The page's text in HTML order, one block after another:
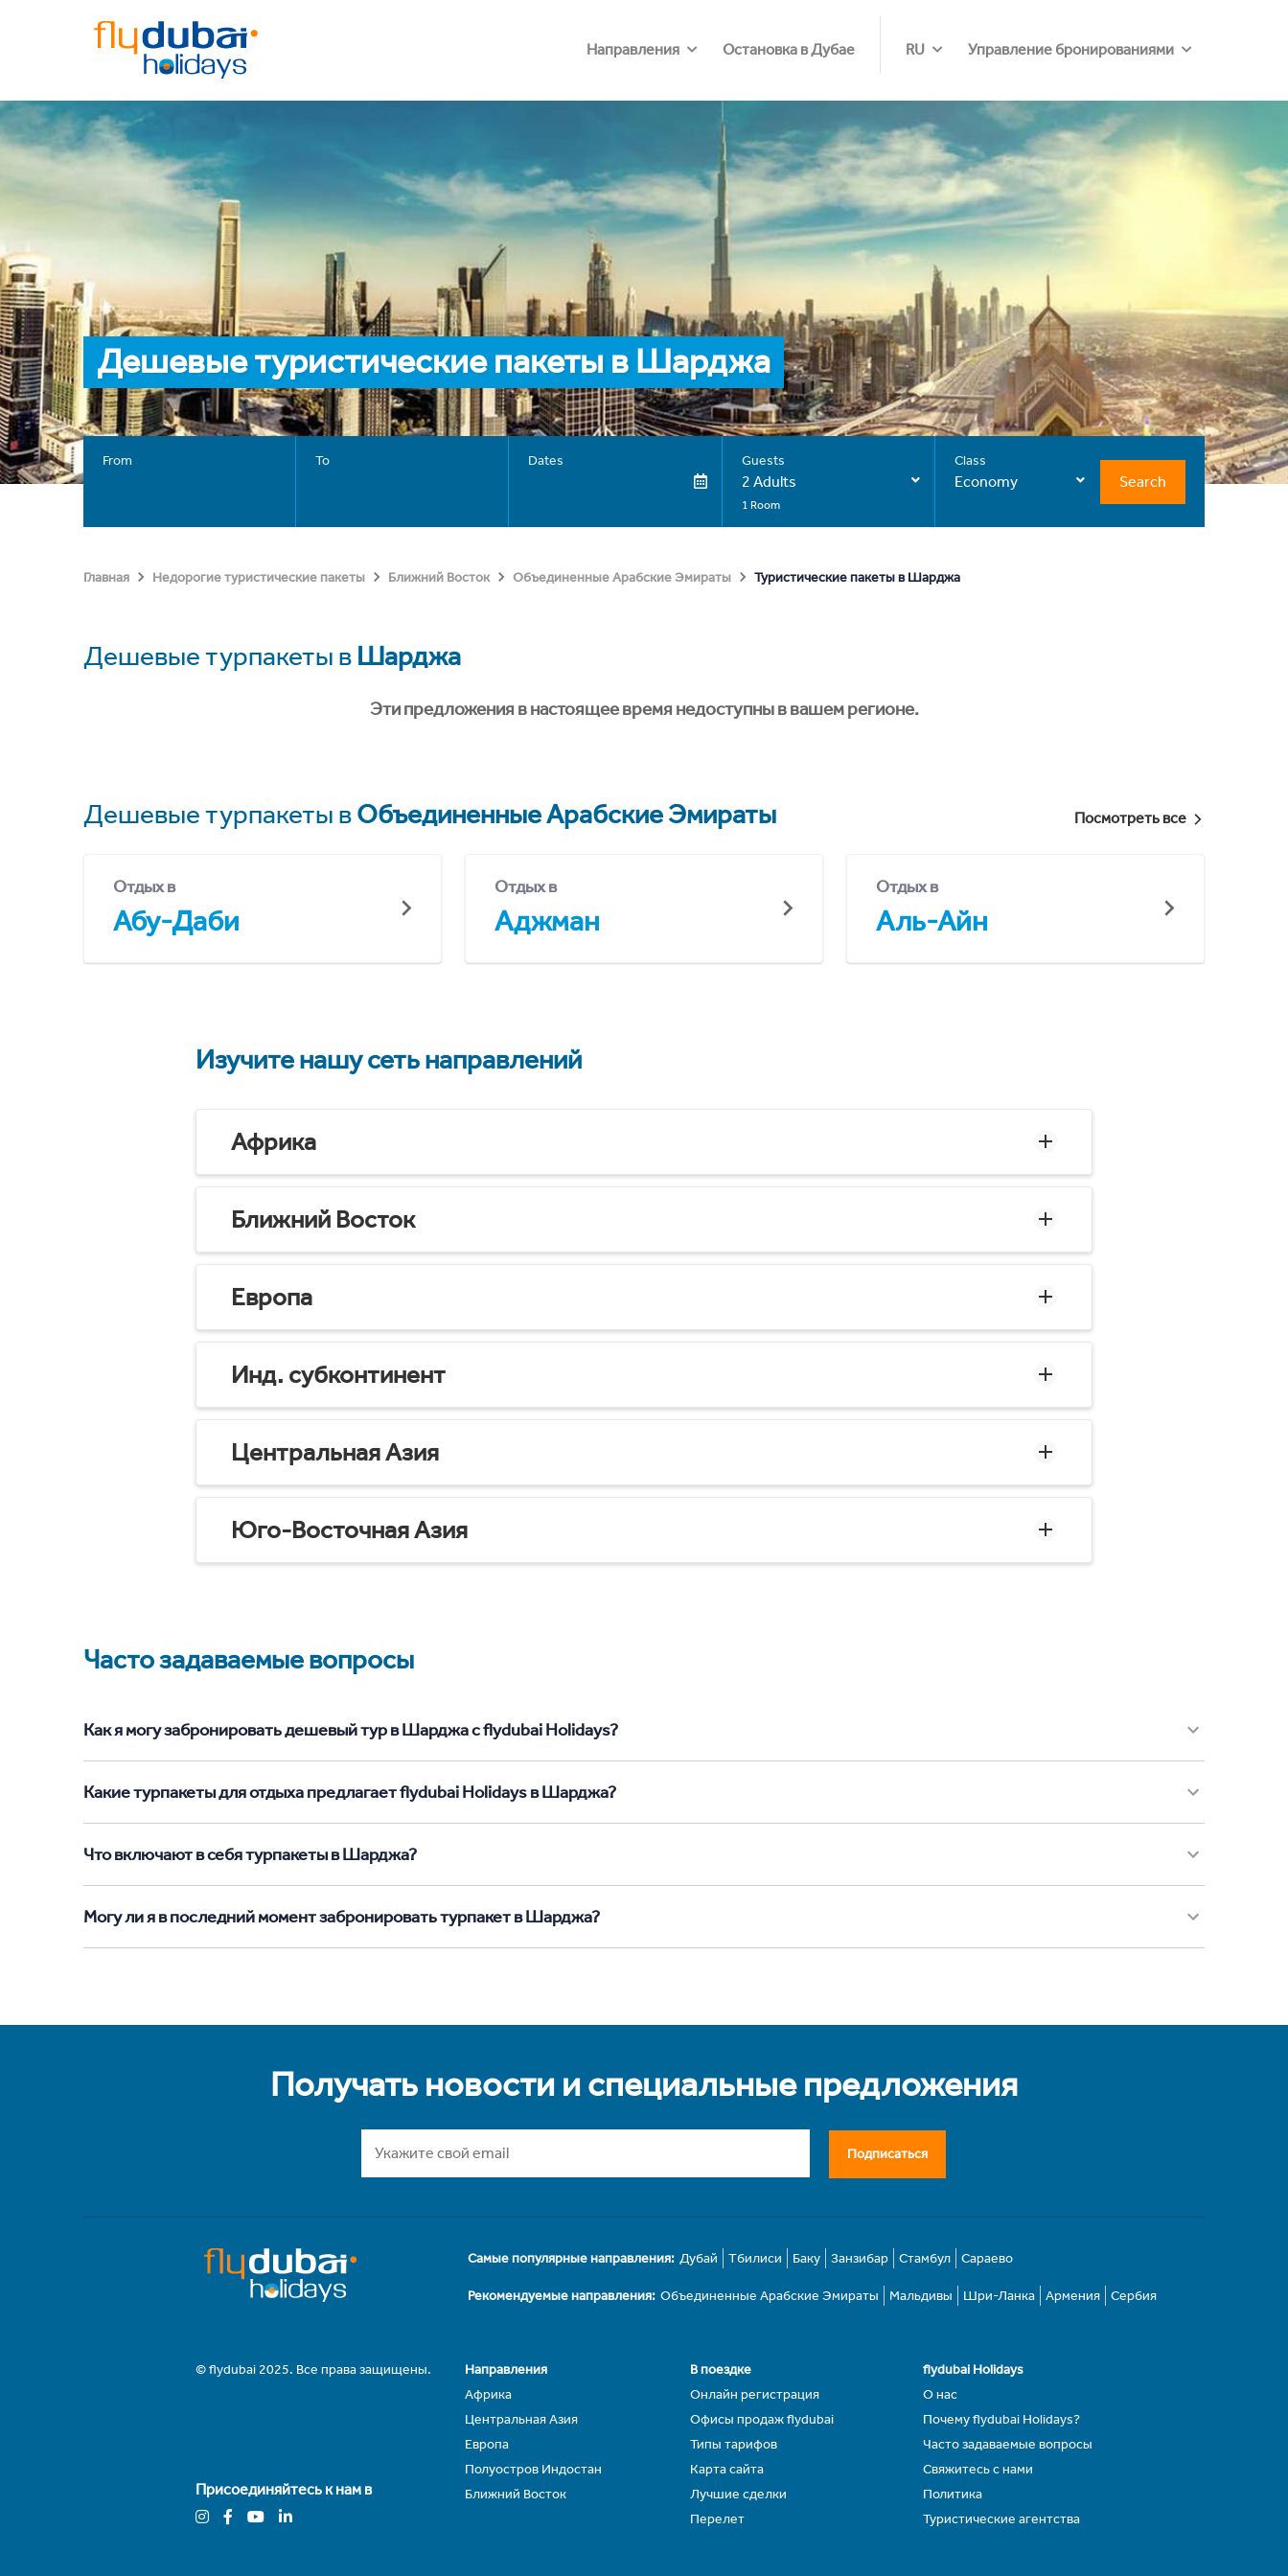
Направления Остановка в Дубае RU Управление бронированиями
Дешевые туристические пакеты в Шарджа
From To Dates Guests
2 Adults
1 Room
Class
Economy Search
Главная Недорогие туристические пакеты Ближний Восток Объединенные Арабские Эмираты Туристические пакеты в Шарджа
Дешевые турпакеты в Шарджа
Эти предложения в настоящее время недоступны в вашем регионе.
Дешевые турпакеты вОбъединенные Арабские Эмираты Посмотреть все
Отдых в
Абу-Даби
Отдых в
Аджман
Отдых в
Аль-Айн
Изучите нашу сеть направлений
Африка
Ближний Восток
Европа
Инд. субконтинент
Центральная Азия
Юго-Восточная Азия
Часто задаваемые вопросы
Как я могу забронировать дешевый тур в Шарджа с flydubai Holidays?
Какие турпакеты для отдыха предлагает flydubai Holidays в Шарджа?
Что включают в себя турпакеты в Шарджа?
Могу ли я в последний момент забронировать турпакет в Шарджа?
Получать новости и специальные предложения
Подписаться
Самые популярные направления: Дубай Тбилиси Баку Занзибар Стамбул Сараево
Рекомендуемые направления: Объединенные Арабские Эмираты Мальдивы Шри-Ланка Армения Сербия
© flydubai 2025. Все права защищены.
Присоединяйтесь к нам в
Направления
Африка
Центральная Азия
Европа
Полуостров Индостан
Ближний Восток
В поездке
Онлайн регистрация
Офисы продаж flydubai
Типы тарифов
Карта сайта
Лучшие сделки
Перелет
flydubai Holidays
О нас
Почему flydubai Holidays?
Часто задаваемые вопросы
Свяжитесь с нами
Политика
Туристические агентства